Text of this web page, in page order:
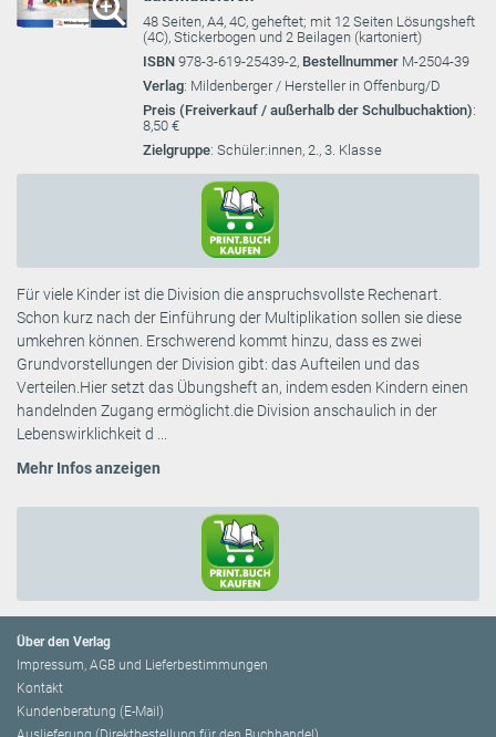
48 Seiten, A4, 4C, geheftet; mit 12 Seiten Lösungsheft
(4C), Stickerbogen und 2 Beilagen (kartoniert)
ISBN 978-3-619-25439-2, Bestellnummer M-2504-39
Verlag: Mildenberger / Hersteller in Offenburg/D
Preis (Freiverkauf / außerhalb der Schulbuchaktion):
8,50 €
Zielgruppe: Schüler:innen, 2., 3. Klasse
Für viele Kinder ist die Division die anspruchsvollste Rechenart.
Schon kurz nach der Einführung der Multiplikation sollen sie diese
umkehren können. Erschwerend kommt hinzu, dass es zwei
Grundvorstellungen der Division gibt: das Aufteilen und das
Verteilen.Hier setzt das Übungsheft an, indem esden Kindern einen
handelnden Zugang ermöglicht.die Division anschaulich in der
Lebenswirklichkeit d ...
Mehr Infos anzeigen
Über den Verlag
Impressum, AGB und Lieferbestimmungen
Kontakt
Kundenberatung (E-Mail)